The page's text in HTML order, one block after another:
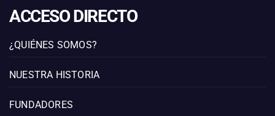
ACCESO DIRECTO
¿QUIÉNES SOMOS?
NUESTRA HISTORIA
FUNDADORES